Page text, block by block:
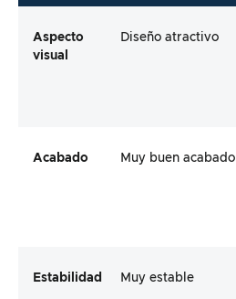
Aspecto
visual
Diseño atractivo
Acabado Muy buen acabado
Estabilidad Muy estable